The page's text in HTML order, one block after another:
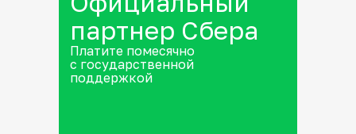
партнер Сбера
Платите помесячно
с государственной
поддержкой